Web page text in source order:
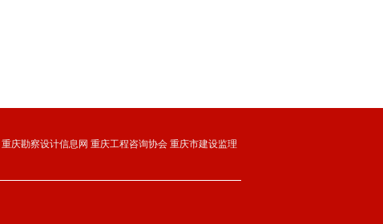
重庆勘察设计信息网 重庆工程咨询协会 重庆市建设监理